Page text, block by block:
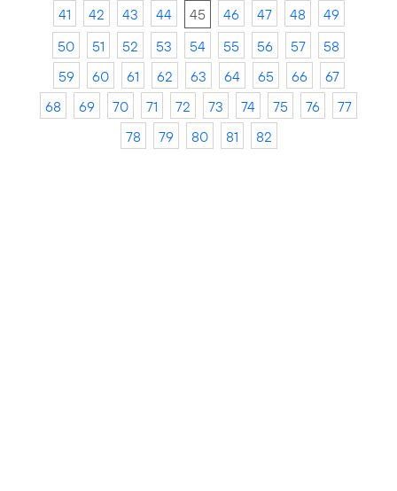
41
42 43 44 45 46 47 48
49
50
51 52 53 54 55 56 57
58
59
60 61 62 63 64 65 66
67
68
69 70 71 72 73 74 75 76
77
78
79 80 81 82